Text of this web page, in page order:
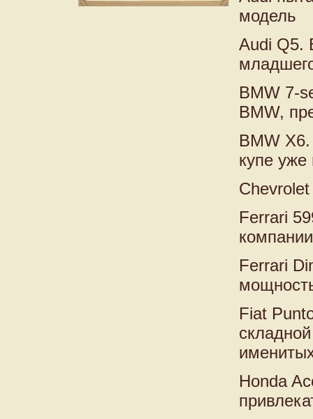
модель
Audi Q5.
BMW 7-
BMW,
BMW
купе уже
Ferrari
Ferrari
Fiat
Honda